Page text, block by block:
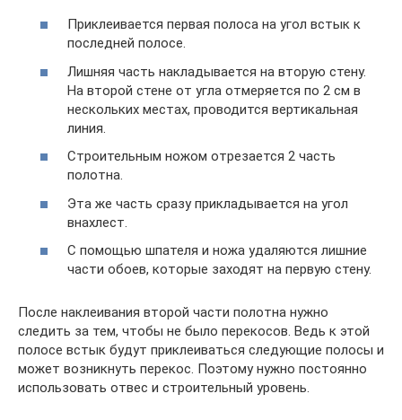
Приклеивается первая полоса на угол встык к
последней полосе.
Лишняя часть накладывается на вторую стену.
На второй стене от угла отмеряется по 2 см в
нескольких местах, проводится вертикальная
линия.
Строительным ножом отрезается 2 часть
полотна.
Эта же часть сразу прикладывается на угол
внахлест.
С помощью шпателя и ножа удаляются лишние
части обоев, которые заходят на первую стену.
После наклеивания второй части полотна нужно
следить за тем, чтобы не было перекосов. Ведь к этой
полосе встык будут приклеиваться следующие полосы и
может возникнуть перекос. Поэтому нужно постоянно
использовать отвес и строительный уровень.